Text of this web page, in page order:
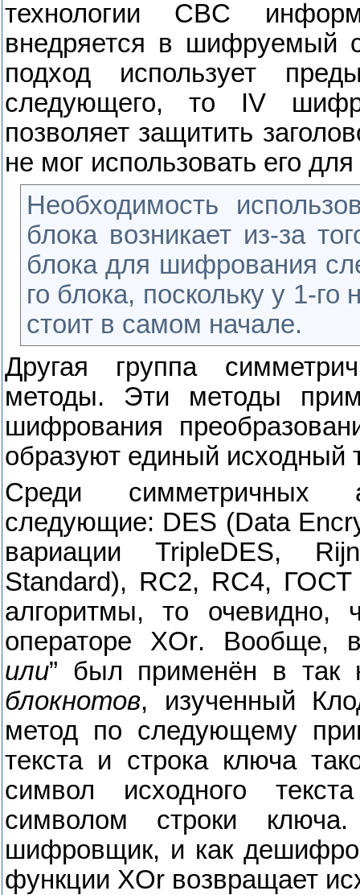
технологии CBC
внедряется в шифруемый
подход использует
следующего, то IV
позволяет защитить
не мог использовать его
Необходимость
блока возникает из-за
блока для шифрования
го блока, поскольку у 1-
стоит в самом начале.
Другая группа
методы. Эти методы
шифрования
образуют единый исходный
Среди симметричных
следующие: DES (Data
вариации TripleDES,
Standard), RC2, RC4, ГОСТ
алгоритмы, то
операторе XOr. Вообще,
или” был применён в так
блокнотов, изученный
метод по следующему
текста и строка ключа
символ исходного
символом строки
шифровщик, и как
функции XOr возвращает